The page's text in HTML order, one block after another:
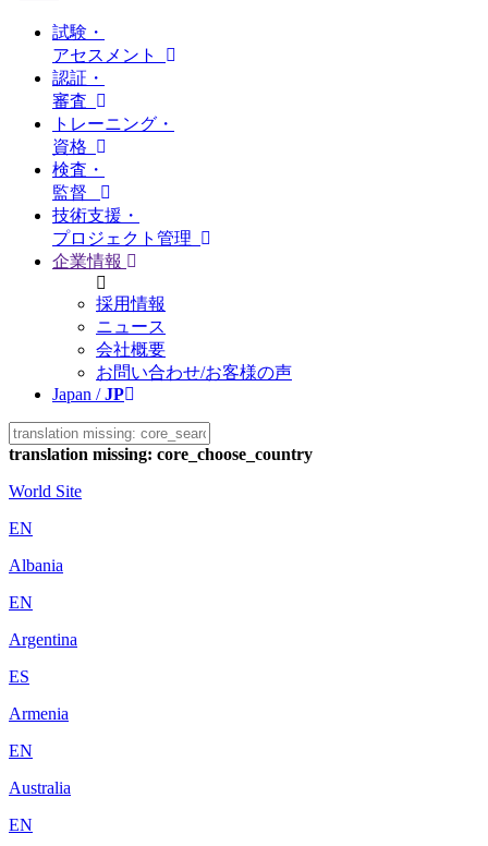
試験・
アセスメント
認証・
審査
トレーニング・
資格
検査・
監督
技術支援・
プロジェクト管理
企業情報
採用情報
ニュース
会社概要
お問い合わせ/お客様の声
Japan /JP
translation missing: core_choose_country
World Site
EN
Albania
EN
Argentina
ES
Armenia
EN
Australia
EN